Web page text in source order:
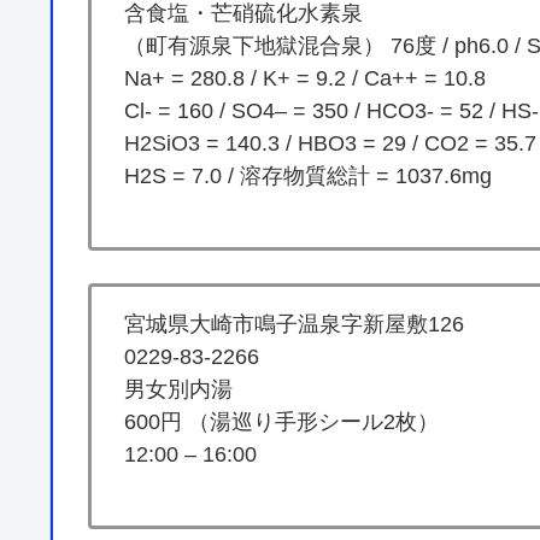
含食塩・芒硝硫化水素泉
（町有源泉下地獄混合泉） 76度 / ph6.0 /
Na+ = 280.8 / K+ = 9.2 / Ca++ = 10.8
Cl- = 160 / SO4– = 350 / HCO3- = 52 /
H2SiO3 = 140.3 / HBO3 = 29 / CO2 = 35.7
H2S = 7.0 / 溶存物質総計 = 1037.6mg
宮城県大崎市鳴子温泉字新屋敷126
0229-83-2266
男女別内湯
600円 （湯巡り手形シール2枚）
12:00 – 16:00